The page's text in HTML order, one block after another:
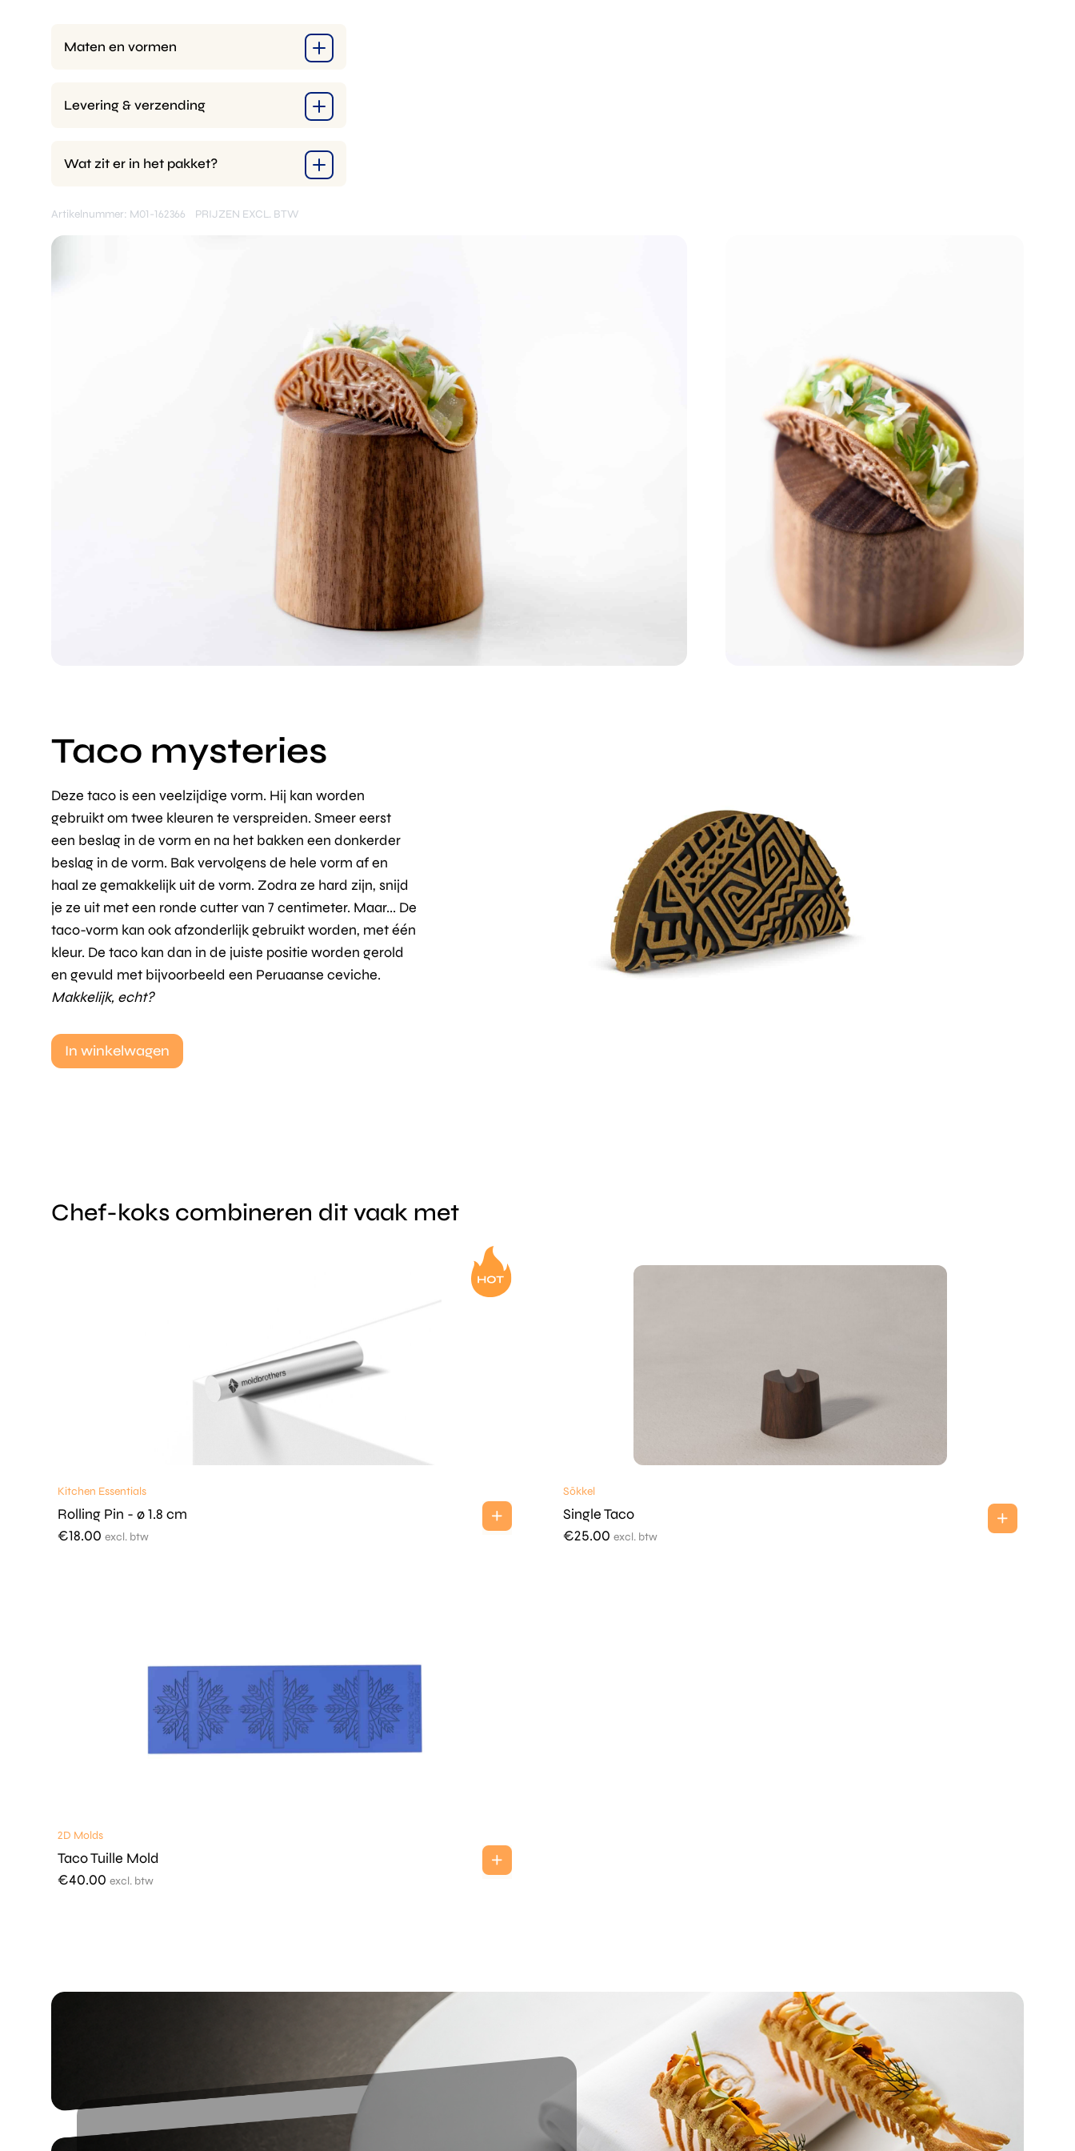
Maten en vormen
Levering & verzending
Wat zit er in het pakket?
Artikelnummer: M01-162366 PRIJZEN EXCL. BTW
Taco mysteries
Deze taco is een veelzijdige vorm. Hij kan worden
gebruikt om twee kleuren te verspreiden. Smeer eerst
een beslag in de vorm en na het bakken een donkerder
beslag in de vorm. Bak vervolgens de hele vorm af en
haal ze gemakkelijk uit de vorm. Zodra ze hard zijn, snijd
je ze uit met een ronde cutter van 7 centimeter. Maar... De
taco-vorm kan ook afzonderlijk gebruikt worden, met één
kleur. De taco kan dan in de juiste positie worden gerold
en gevuld met bijvoorbeeld een Peruaanse ceviche.
Makkelijk, echt?
In winkelwagen
Chef-koks combineren dit vaak met
Kitchen Essentials
Rolling Pin - ø 1.8 cm
€18.00 excl. btw
Sōkkel
Single Taco
€25.00 excl. btw
2D Molds
Taco Tuille Mold
€40.00 excl. btw